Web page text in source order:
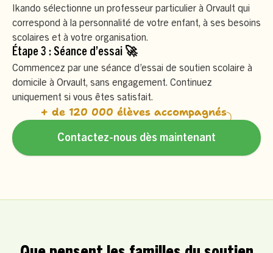
Ikando sélectionne un professeur particulier à Orvault qui
correspond à la personnalité de votre enfant, à ses besoins
scolaires et à votre organisation.
Étape 3 : Séance d’essai 🚀
Commencez par une séance d’essai de soutien scolaire à
domicile à Orvault, sans engagement. Continuez
uniquement si vous êtes satisfait.
+ de 120 000 élèves accompagnés
Contactez-nous dès maintenant